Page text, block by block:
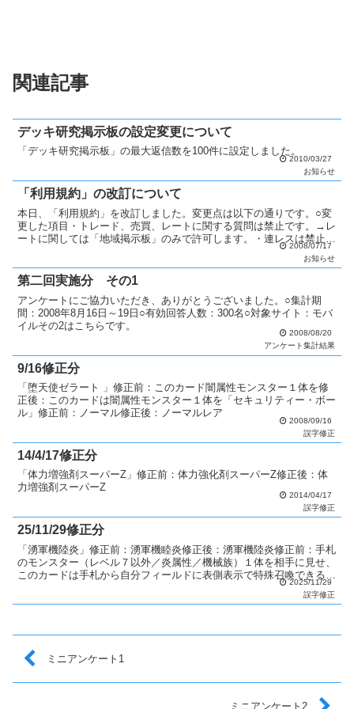
関連記事
デッキ研究掲示板の設定変更について
「デッキ研究掲示板」の最大返信数を100件に設定しました。
2010/03/27
お知らせ
「利用規約」の改訂について
本日、「利用規約」を改訂しました。変更点は以下の通りです。○変
更した項目・トレード、売買、レートに関する質問は禁止です。→レ
ートに関しては「地域掲示板」のみで許可します。・連レスは禁止で
す。修正機能を使って下さい。→1日以上経過した場合、連...2008/07/17
お知らせ
第二回実施分 その1
アンケートにご協力いただき、ありがとうございました。○集計期
間：2008年8月16日～19日○有効回答人数：300名○対象サイト：モバ
イルその2はこちらです。
2008/08/20
アンケート集計結果
9/16修正分
「堕天使ゼラート 」修正前：このカード闇属性モンスター１体を修
正後：このカードは闇属性モンスター１体を「セキュリティー・ボー
ル」修正前：ノーマル修正後：ノーマルレア
2008/09/16
誤字修正
14/4/17修正分
「体力増強剤スーパーZ」修正前：体力強化剤スーパーZ修正後：体
力増強剤スーパーZ
2014/04/17
誤字修正
25/11/29修正分
「湧軍機陸炎」修正前：湧軍機睦炎修正後：湧軍機陸炎修正前：手札
のモンスター（レベル７以外／炎属性／機械族）１体を相手に見せ、
このカードは手札から自分フィールドに表側表示で特殊召喚できる。
修正後：手札のモンスター（レベル８以外／炎属性／機械族...2025/11/29
誤字修正
ミニアンケート1
ミニアンケート2